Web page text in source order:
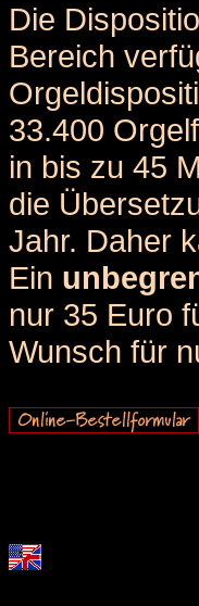
Die
Bereich
33.400
in bis zu 45
die
Jahr. Daher
Ein
nur 35 Euro
Wunsch für